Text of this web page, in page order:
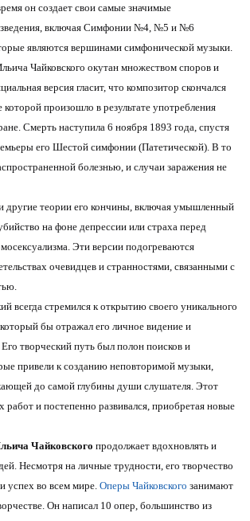
он создает свои самые значимые
включая Симфонии №4, №5 и №6
являются вершинами симфонической музыки.
Чайковского окутан множеством споров и
версия гласит, что композитор скончался
произошло в результате употребления
Смерть наступила 6 ноября 1893 года, спустя
его Шестой симфонии (Патетической). В то
болезнью, и случаи заражения не
другие теории его кончины, включая умышленный
на фоне депрессии или страха перед
Эти версии подогреваются
очевидцев и странностями, связанными с
всегда стремился к открытию своего уникального
бы отражал его личное видение и
творческий путь был полон поисков и
привели к созданию неповторимой музыки,
до самой глубины души слушателя. Этот
работ и постепенно развивался, приобретая новые
Чайковского продолжает вдохновлять и
Несмотря на личные трудности, его творчество
успех во всем мире. Оперы Чайковского занимают
Он написал 10 опер, большинство из